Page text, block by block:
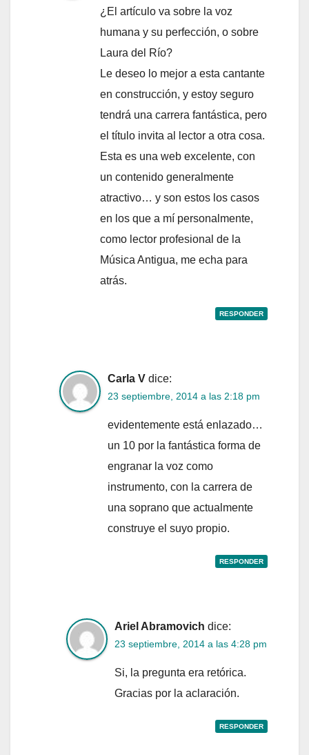
¿El artículo va sobre la voz
humana y su perfección, o sobre
Laura del Río?
Le deseo lo mejor a esta cantante
en construcción, y estoy seguro
tendrá una carrera fantástica, pero
el título invita al lector a otra cosa.
Esta es una web excelente, con
un contenido generalmente
atractivo… y son estos los casos
en los que a mí personalmente,
como lector profesional de la
Música Antigua, me echa para
atrás.
RESPONDER
Carla V dice:
23 septiembre, 2014 a las 2:18 pm
evidentemente está enlazado…
un 10 por la fantástica forma de
engranar la voz como
instrumento, con la carrera de
una soprano que actualmente
construye el suyo propio.
RESPONDER
Ariel Abramovich dice:
23 septiembre, 2014 a las 4:28 pm
Si, la pregunta era retórica.
Gracias por la aclaración.
RESPONDER